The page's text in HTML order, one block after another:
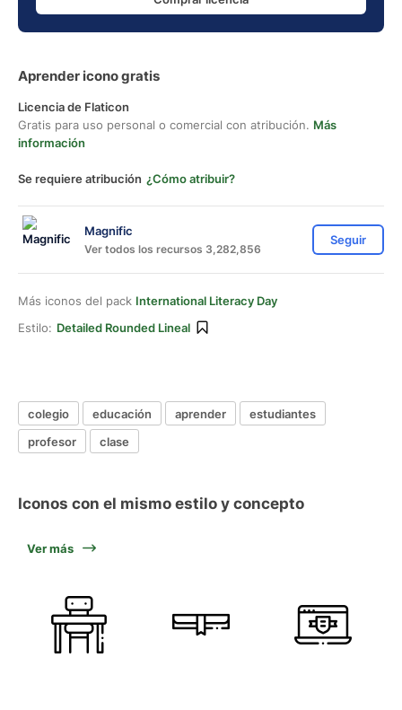
Aprender icono gratis
Licencia de Flaticon
Gratis para uso personal o comercial con atribución. Más
información
Se requiere atribución ¿Cómo atribuir?
Magnific
Ver todos los recursos 3,282,856
Seguir
Más iconos del pack International Literacy Day
Estilo: Detailed Rounded Lineal
colegio educación aprender
estudiantes
profesor
clase
Iconos con el mismo estilo y concepto
Ver más